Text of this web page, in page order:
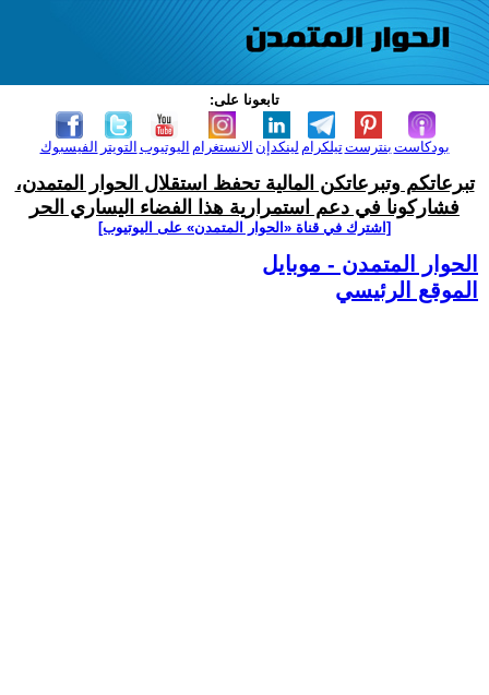
تابعونا على:
الفيسبوك التويتر اليوتيوب الانستغرام لينكدإن تيلكرامبنترست بودكاست
تبرعاتكم وتبرعاتكن المالية تحفظ استقلال الحوار المتمدن،
فشاركونا في دعم استمرارية هذا الفضاء اليساري الحر
[اشترك في قناة ‫«الحوار المتمدن» على اليوتيوب]
الحوار المتمدن - موبايل
الموقع الرئيسي